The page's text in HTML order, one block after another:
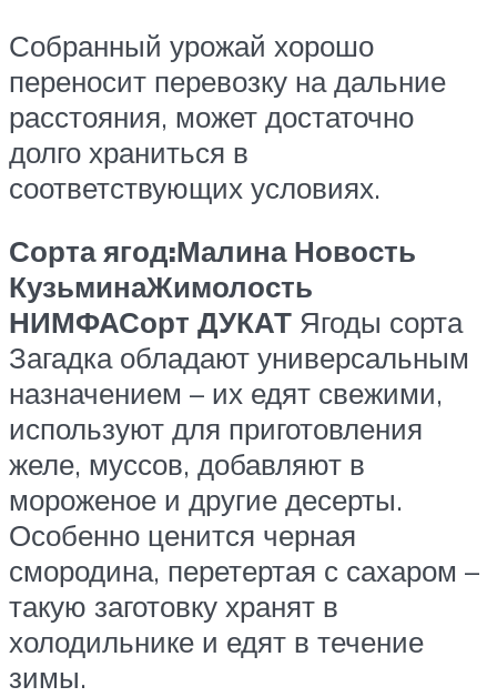
Собранный урожай хорошо
переносит перевозку на дальние
расстояния, может достаточно
долго храниться в
соответствующих условиях.
Сорта ягод:Малина Новость
КузьминаЖимолость
НИМФАСорт ДУКАТ Ягоды сорта
Загадка обладают универсальным
назначением – их едят свежими,
используют для приготовления
желе, муссов, добавляют в
мороженое и другие десерты.
Особенно ценится черная
смородина, перетертая с сахаром –
такую заготовку хранят в
холодильнике и едят в течение
зимы.